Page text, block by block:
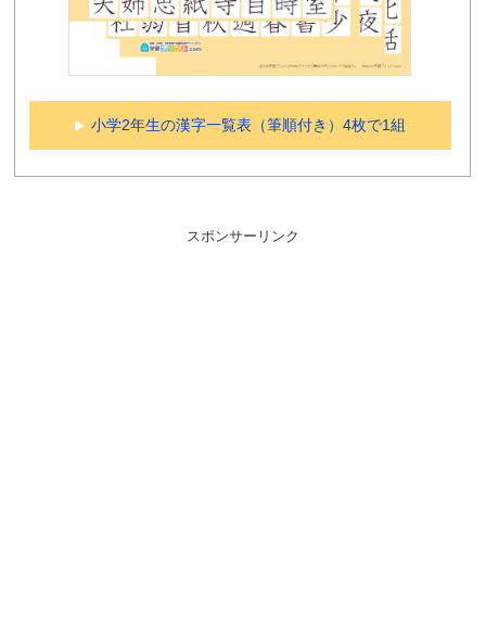
小学2年生の漢字一覧表（筆順付き）4枚で1組
スポンサーリンク